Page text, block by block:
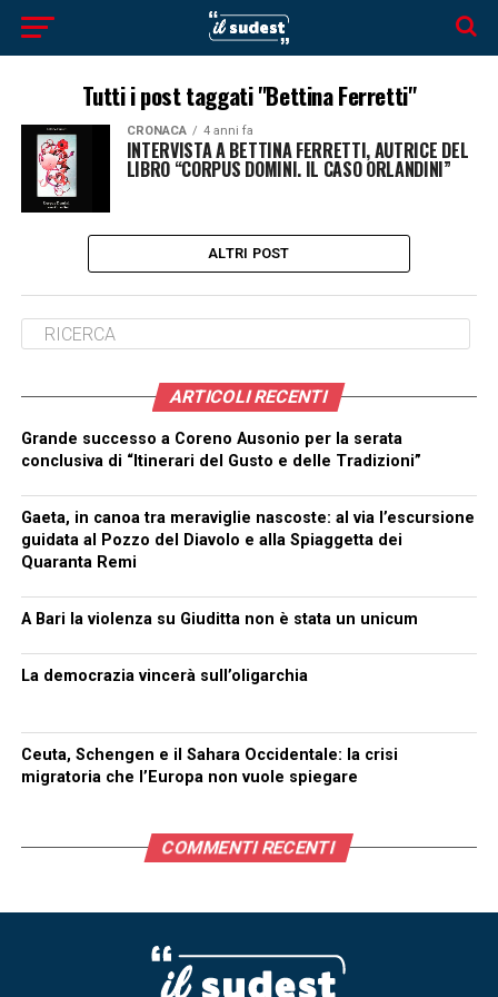
Tutti i post taggati "Bettina Ferretti"
CRONACA 4 anni fa
INTERVISTA A BETTINA FERRETTI, AUTRICE DEL
LIBRO “CORPUS DOMINI. IL CASO ORLANDINI”
ALTRI POST
ARTICOLI RECENTI
Grande successo a Coreno Ausonio per la serata
conclusiva di “Itinerari del Gusto e delle Tradizioni”
Gaeta, in canoa tra meraviglie nascoste: al via l’escursione
guidata al Pozzo del Diavolo e alla Spiaggetta dei
Quaranta Remi
A Bari la violenza su Giuditta non è stata un unicum
La democrazia vincerà sull’oligarchia
Ceuta, Schengen e il Sahara Occidentale: la crisi
migratoria che l’Europa non vuole spiegare
COMMENTI RECENTI